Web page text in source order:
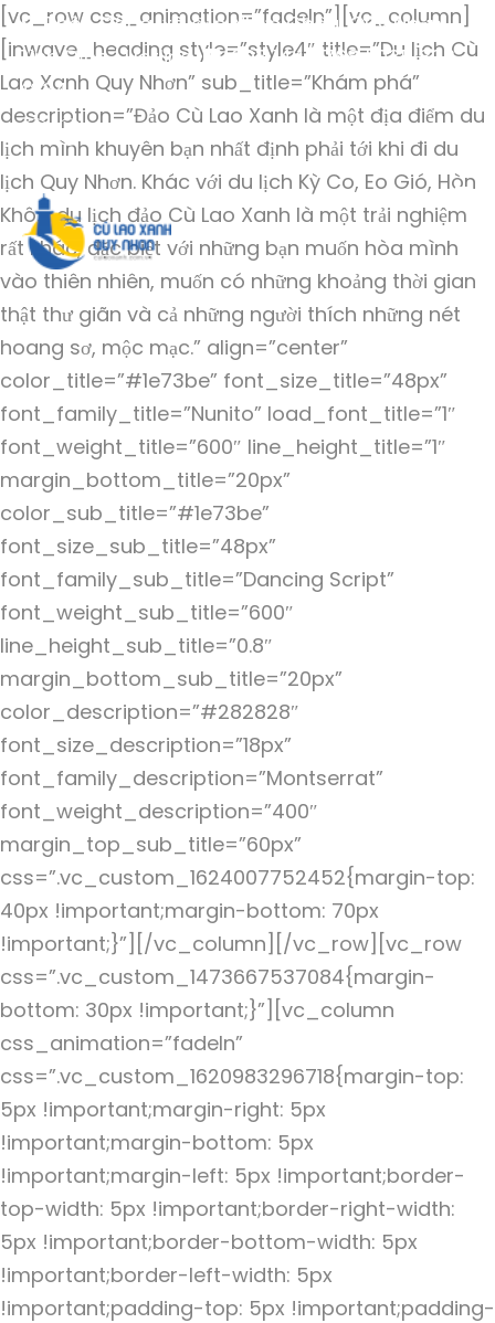
Thôn Đông, xã đảo Nhơn Châu, Quy Nhơn,
Bình Định | Hotline
093 144 6768 | 035 823
4234
[vc_row css_animation=”fadeIn”][vc_column]
[inwave_heading style=”style4″ title=”Du lịch Cù
Lao Xanh Quy Nhơn” sub_title=”Khám phá”
description=”Đảo Cù Lao Xanh là một địa điểm du
lịch mình khuyên bạn nhất định phải tới khi đi du
lịch Quy Nhơn. Khác với du lịch Kỳ Co, Eo Gió, Hòn
Khô…, du lịch đảo Cù Lao Xanh là một trải nghiệm
rất khác, đặc biệt với những bạn muốn hòa mình
vào thiên nhiên, muốn có những khoảng thời gian
thật thư giãn và cả những người thích những nét
hoang sơ, mộc mạc.” align=”center”
color_title=”#1e73be” font_size_title=”48px”
font_family_title=”Nunito” load_font_title=”1″
font_weight_title=”600″ line_height_title=”1″
margin_bottom_title=”20px”
color_sub_title=”#1e73be”
font_size_sub_title=”48px”
font_family_sub_title=”Dancing Script”
font_weight_sub_title=”600″
line_height_sub_title=”0.8″
margin_bottom_sub_title=”20px”
color_description=”#282828″
font_size_description=”18px”
font_family_description=”Montserrat”
font_weight_description=”400″
margin_top_sub_title=”60px”
css=”.vc_custom_1624007752452{margin-top:
40px !important;margin-bottom: 70px
!important;}”][/vc_column][/vc_row] [vc_row
css=”.vc_custom_1473667537084{margin-
bottom: 30px !important;}”][vc_column
css_animation=”fadeIn”
css=”.vc_custom_1620983296718{margin-top:
5px !important;margin-right: 5px
!important;margin-bottom: 5px
!important;margin-left: 5px !important;border-
top-width: 5px !important;border-right-width:
5px !important;border-bottom-width: 5px
!important;border-left-width: 5px
!important;padding-top: 5px !important;padding-